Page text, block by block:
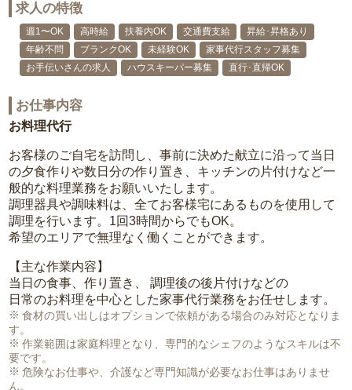
求人の特徴
週1〜OK 高時給 扶養内OK 交通費支給
昇給･昇格あり
年齢不問
ブランクOK 未経験OK
家事代行スタッフ募集
お手伝いさんの求人
ハウスキーパー募集 直行･直帰OK
お仕事内容
お料理代行
お客様のご自宅を訪問し、事前に決めた献立に沿って当日
の夕食作りや数日分の作り置き、キッチンの片付けなど一
般的な料理業務をお願いいたします。
調理器具や調味料は、全てお客様宅にあるものを使用して
調理を行います。1回3時間からでもOK。
希望のエリアで無理なく働くことができます。
【主な作業内容】
当日の食事、作り置き、 調理後の後片付けなどの
日常のお料理を中心とした家事代行業務をお任せします。
食材の買い出しはオプションで依頼がある場合のみ対応となりま
す。
作業範囲は家庭料理となり、専門的なシェフのようなスキルは不
要です。
危険なお仕事や、介護など専門知識が必要なお仕事はありませ
ん。